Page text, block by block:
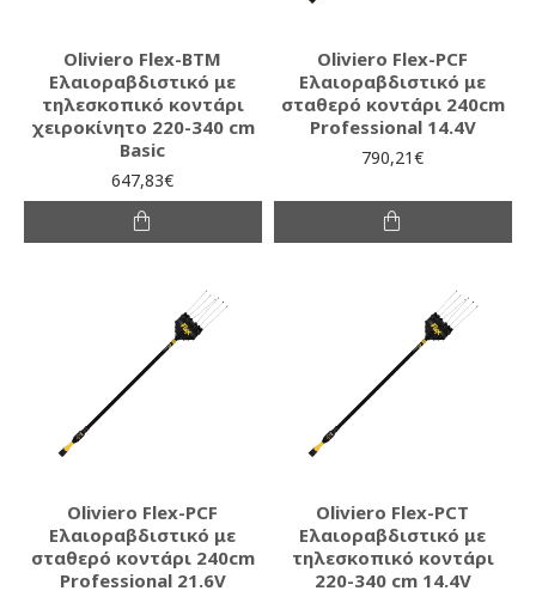
Oliviero Flex-BTM
Ελαιοραβδιστικό με
τηλεσκοπικό κοντάρι
χειροκίνητο 220-340 cm
Basic
647,83€
Oliviero Flex-PCF
Ελαιοραβδιστικό με
σταθερό κοντάρι 240cm
Professional 14.4V
790,21€
Oliviero Flex-PCF
Ελαιοραβδιστικό με
σταθερό κοντάρι 240cm
Professional 21.6V
Oliviero Flex-PCT
Ελαιοραβδιστικό με
τηλεσκοπικό κοντάρι
220-340 cm 14.4V